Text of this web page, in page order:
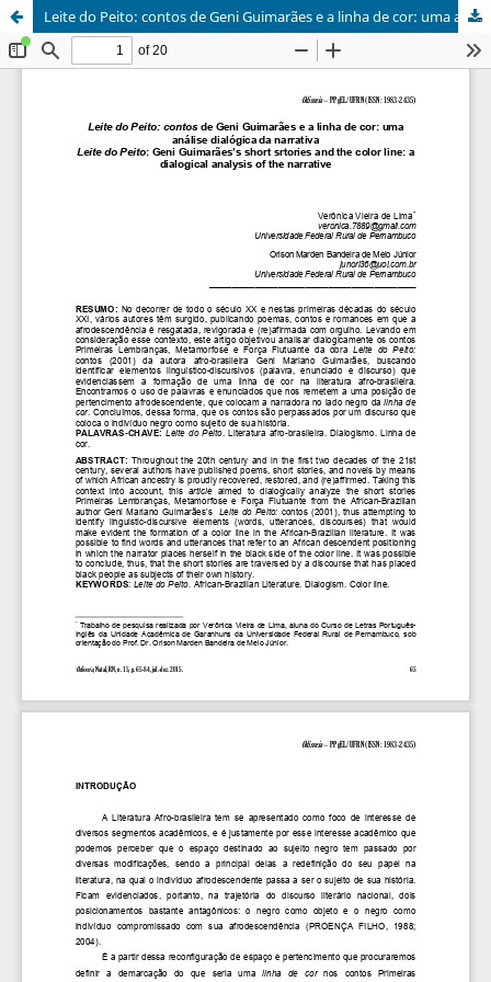
Leite do Peito: contos de Geni Guimarães e a linha de cor: uma análise dialógica da narrativa